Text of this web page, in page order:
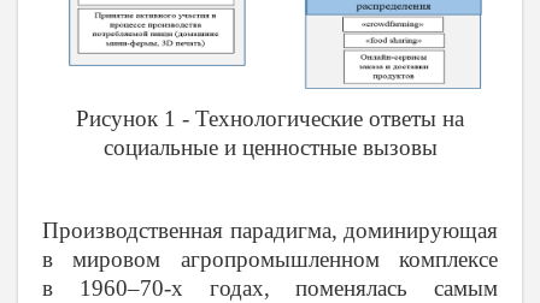
Рисунок 1 - Технологические ответы на
социальные и ценностные вызовы
Производственная парадигма, доминирующая
в мировом агропромышленном комплексе
в 1960–70-х годах, поменялась самым